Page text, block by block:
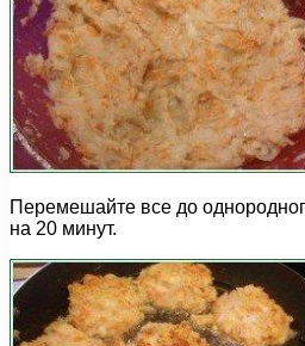
Перемешайте все до
на 20 минут.